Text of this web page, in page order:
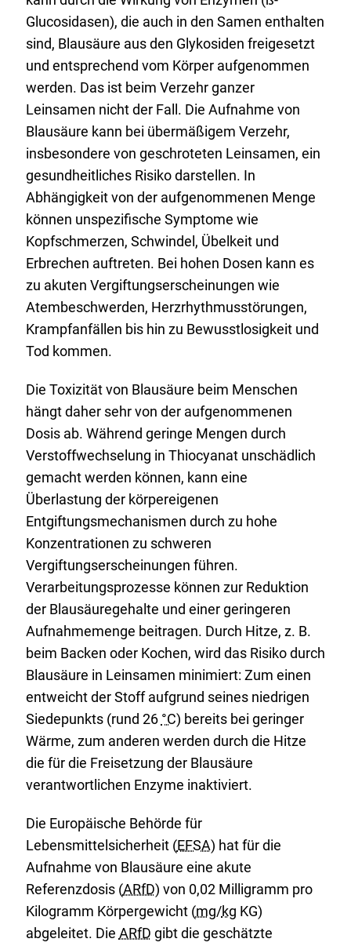
Glucosidasen), die auch in den Samen enthalten
sind, Blausäure aus den Glykosiden freigesetzt
und entsprechend vom Körper aufgenommen
werden. Das ist beim Verzehr ganzer
Leinsamen nicht der Fall. Die Aufnahme von
Blausäure kann bei übermäßigem Verzehr,
insbesondere von geschroteten Leinsamen, ein
gesundheitliches Risiko darstellen. In
Abhängigkeit von der aufgenommenen Menge
können unspezifische Symptome wie
Kopfschmerzen, Schwindel, Übelkeit und
Erbrechen auftreten. Bei hohen Dosen kann es
zu akuten Vergiftungserscheinungen wie
Atembeschwerden, Herzrhythmusstörungen,
Krampfanfällen bis hin zu Bewusstlosigkeit und
Tod kommen.
Die Toxizität von Blausäure beim Menschen
hängt daher sehr von der aufgenommenen
Dosis ab. Während geringe Mengen durch
Verstoffwechselung in Thiocyanat unschädlich
gemacht werden können, kann eine
Überlastung der körpereigenen
Entgiftungsmechanismen durch zu hohe
Konzentrationen zu schweren
Vergiftungserscheinungen führen.
Verarbeitungsprozesse können zur Reduktion
der Blausäuregehalte und einer geringeren
Aufnahmemenge beitragen. Durch Hitze, z. B.
beim Backen oder Kochen, wird das Risiko durch
Blausäure in Leinsamen minimiert: Zum einen
entweicht der Stoff aufgrund seines niedrigen
Siedepunkts (rund 26 °C) bereits bei geringer
Wärme, zum anderen werden durch die Hitze
die für die Freisetzung der Blausäure
verantwortlichen Enzyme inaktiviert.
Die Europäische Behörde für
Lebensmittelsicherheit (EFSA) hat für die
Aufnahme von Blausäure eine akute
Referenzdosis (ARfD) von 0,02 Milligramm pro
Kilogramm Körpergewicht (mg/kg KG)
abgeleitet. Die ARfD gibt die geschätzte